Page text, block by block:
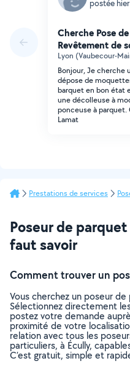
postée hier
Cherche Pose
Revêtement de
Lyon (Vaubecour-
Bonjour, Je cherche
dépose de
barquet en bon état
une décolleuse à
ponceuse à
Lamat
Prestations de services
Poseur de
faut savoir
Comment trouver un
Vous cherchez un poseur
Sélectionnez directement
postez votre demande
proximité de votre
relation avec tous les
particuliers, à Écully,
C’est gratuit, simple et